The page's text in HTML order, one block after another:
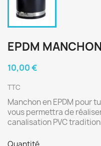
EPDM
10,00 €
TTC
Manchon en EPDM pour
vous permettra de
canalisation PVC